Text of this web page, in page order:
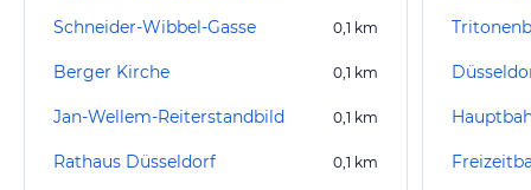
Schneider-Wibbel-Gasse 0,1 km
Berger Kirche 0,1 km
Jan-Wellem-Reiterstandbild 0,1 km
Rathaus Düsseldorf 0,1 km